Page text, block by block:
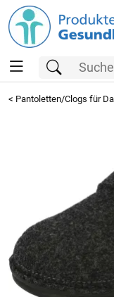
< Pantoletten/Clogs für